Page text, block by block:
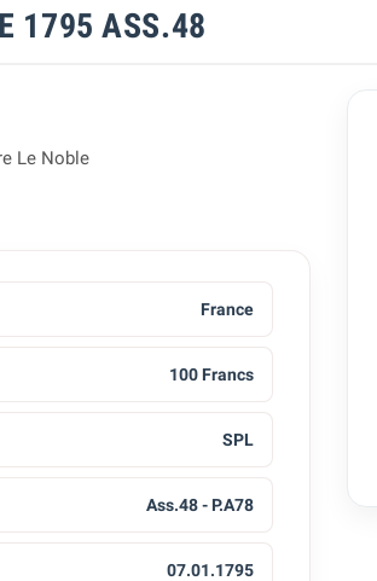
1795 ASS.48
Le Noble
France
100 Francs
SPL
Ass.48 - P.A78
07.01.1795